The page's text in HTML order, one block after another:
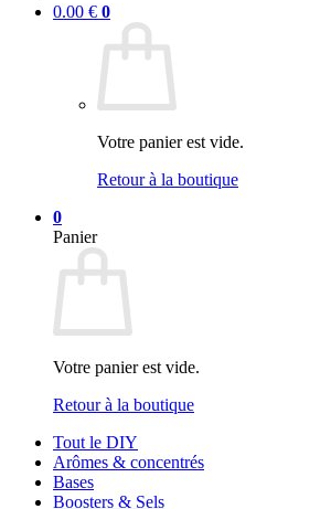
0.00 € 0
Votre panier est vide.
Retour à la boutique
0
Panier
Votre panier est vide.
Retour à la boutique
Tout le DIY
Arômes & concentrés
Bases
Boosters & Sels